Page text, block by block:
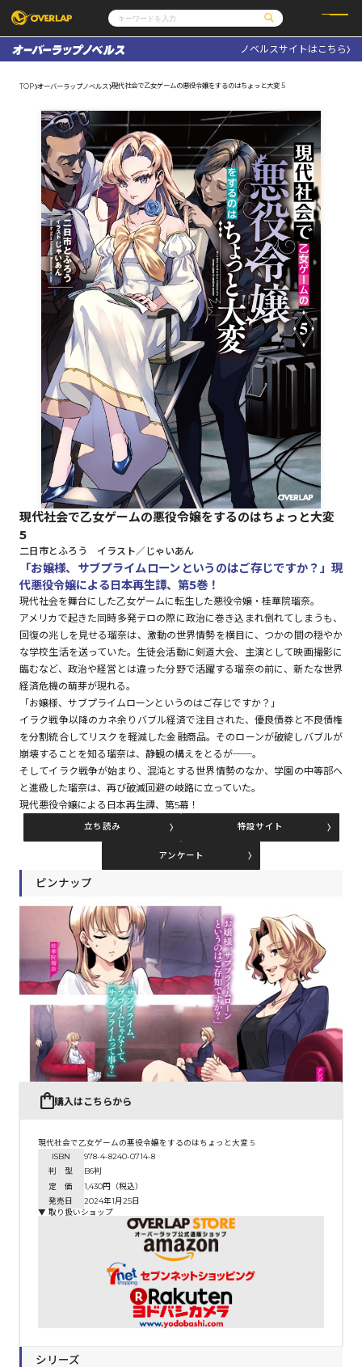
コミックガルド
コミッククリエ
文庫
ノベルス
その他
コミックエッセイ
ポケットモンスター
アニメ
ゲーム
通販・NEWS
OVERLAP STORE
オーバーラップ広報室
企業
会社概要
採用情報
アクセス
オーバーラップホールディングス
お問い合わせはこちら
オーバーラップ文庫
オーバーラップノベルス
オーバーラップノベルスf
ロサージュノベルス
コミックガルド
コミッククリエ
リキューレ
コミックパルフェ
コミックエッセイ
閉じる
ノベルスサイトはこちら
TOP オーバーラップノベルス 現代社会で乙女ゲームの悪役令嬢をするのはちょっと大変 5
現代社会で乙女ゲームの悪役令嬢をするのはちょっと大変
5
二日市とふろう イラスト／じゃいあん
「お嬢様、サブプライムローンというのはご存じですか？」現
代悪役令嬢による日本再生譚、第5巻！
現代社会を舞台にした乙女ゲームに転生した悪役令嬢・桂華院瑠奈。
アメリカで起きた同時多発テロの際に政治に巻き込まれ倒れてしまうも、
回復の兆しを見せる瑠奈は、激動の世界情勢を横目に、つかの間の穏やか
な学校生活を送っていた。生徒会活動に剣道大会、主演として映画撮影に
臨むなど、政治や経営とは違った分野で活躍する瑠奈の前に、新たな世界
経済危機の萌芽が現れる。
「お嬢様、サブプライムローンというのはご存じですか？」
イラク戦争以降のカネ余りバブル経済で注目された、優良債券と不良債権
を分割統合してリスクを軽減した金融商品。そのローンが破綻しバブルが
崩壊することを知る瑠奈は、静観の構えをとるが──。
そしてイラク戦争が始まり、混沌とする世界情勢のなか、学園の中等部へ
と進級した瑠奈は、再び破滅回避の岐路に立っていた。
現代悪役令嬢による日本再生譚、第5幕！
立ち読み 特設サイト
アンケート
ピンナップ
購入はこちらから
現代社会で乙女ゲームの悪役令嬢をするのはちょっと大変 5
ISBN
978-4-8240-0714-8
判 型
B6判
定 価
1,430円（税込）
発売日
2024年1月25日
▼ 取り扱いショップ
シリーズ